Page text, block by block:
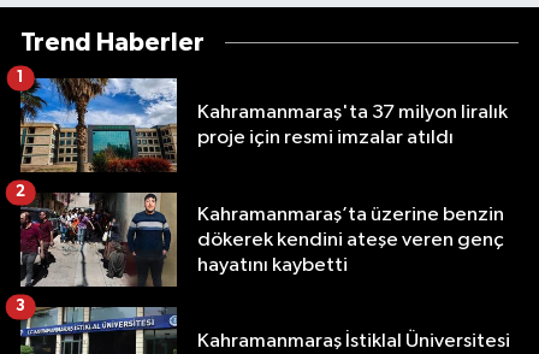
Trend Haberler
Kahramanmaraş'ta 37 milyon liralık
proje için resmi imzalar atıldı
1
Kahramanmaraş’ta üzerine benzin
dökerek kendini ateşe veren genç
hayatını kaybetti
2
Kahramanmaraş İstiklal Üniversitesi
3